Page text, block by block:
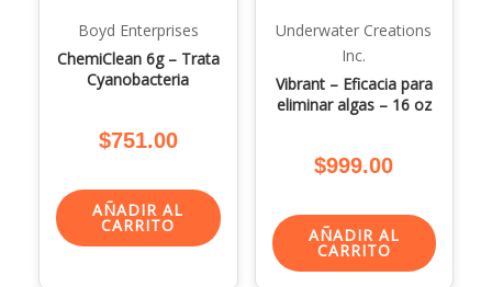
Boyd Enterprises
ChemiClean 6g – Trata
Cyanobacteria
$751.00
AÑADIR AL
CARRITO
Underwater Creations
Inc.
Vibrant – Eficacia para
eliminar algas – 16 oz
$999.00
AÑADIR AL
CARRITO